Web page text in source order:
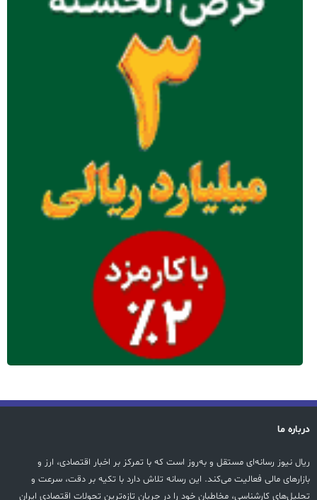
درباره ما
ریال نیوز رسانه‌ای مستقل و به‌روز است که با تمرکز بر اخبار اقتصادی، ارز و
بازارهای مالی فعالیت می‌کند. این رسانه تلاش دارد با تکیه بر دقت، سرعت و
تحلیل‌های کارشناسی، مخاطبان خود را در جریان تازه‌ترین تحولات اقتصادی ایران